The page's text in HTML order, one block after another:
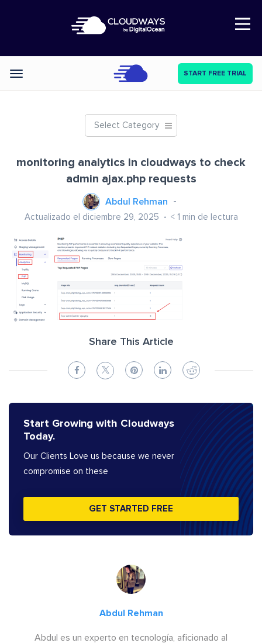
Open Nav
Categories START FREE TRIAL
Select Category
monitoring analytics in cloudways to check
admin ajax.php requests
Abdul Rehman
Actualizado el diciembre 29, 2025 < 1 min de lectura
Share This Article
Start Growing with Cloudways
Today.
Our Clients Love us because we never
compromise on these
GET STARTED FREE
Abdul Rehman
Abdul es un experto en tecnología, aficionado al